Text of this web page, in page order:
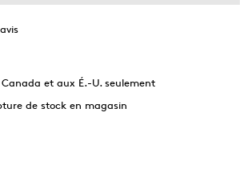
et aux É.-U. seulement
de stock en magasin